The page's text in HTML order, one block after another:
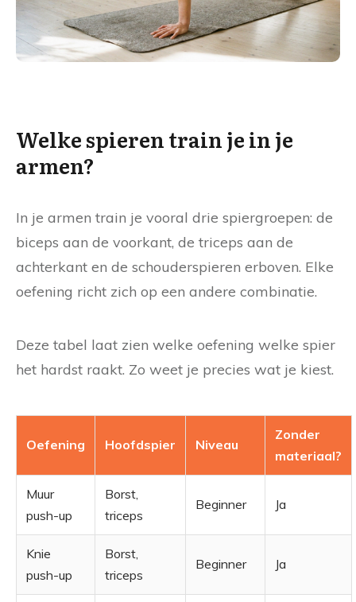
Welke spieren train je in je
armen?
In je armen train je vooral drie spiergroepen: de
biceps aan de voorkant, de triceps aan de
achterkant en de schouderspieren erboven. Elke
oefening richt zich op een andere combinatie.
Deze tabel laat zien welke oefening welke spier
het hardst raakt. Zo weet je precies wat je kiest.
Oefening Hoofdspier Niveau
Zonder
materiaal?
Muur
push-up
Borst,
triceps
Beginner Ja
Knie
push-up
Borst,
triceps
Beginner Ja